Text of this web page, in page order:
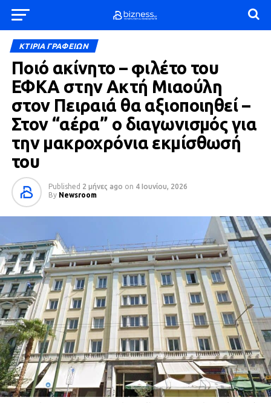
ΚΤΙΡΙΑ ΓΡΑΦΕΙΩΝ
Ποιό ακίνητο – φιλέτο του
ΕΦΚΑ στην Ακτή Μιαούλη
στον Πειραιά θα αξιοποιηθεί –
Στον “αέρα” ο διαγωνισμός για
την μακροχρόνια εκμίσθωσή
του
Published 2 μήνες ago on 4 Ιουνίου, 2026
By Newsroom